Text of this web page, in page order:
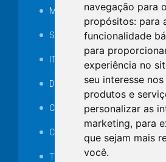
navegação para
propósitos: para
funcionalidade
para
experiência no
seu interesse
produtos e
personalizar as
marketing, para
que sejam mais
você.
MANUTENÇÃO DE
Serviços Técnicos TI
ITR
Desapropriações
Catalogo Eletrônico de
Consórcios Municipais
Telefones Úteis